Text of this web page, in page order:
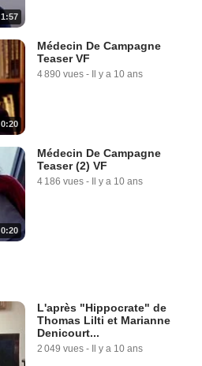
1:57
0:20
Médecin De Campagne
Teaser VF
4 890 vues - Il y a 10 ans
0:20
Médecin De Campagne
Teaser (2) VF
4 186 vues - Il y a 10 ans
L'après "Hippocrate" de
Thomas Lilti et Marianne
Denicourt...
2 049 vues - Il y a 10 ans